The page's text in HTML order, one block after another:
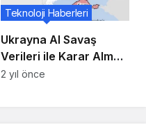
Ukrayna AI Savaş
Verileri ile Karar Alma
Süreçlerini Geliştiriyor
Teknoloji Haberleri
2 yıl önce